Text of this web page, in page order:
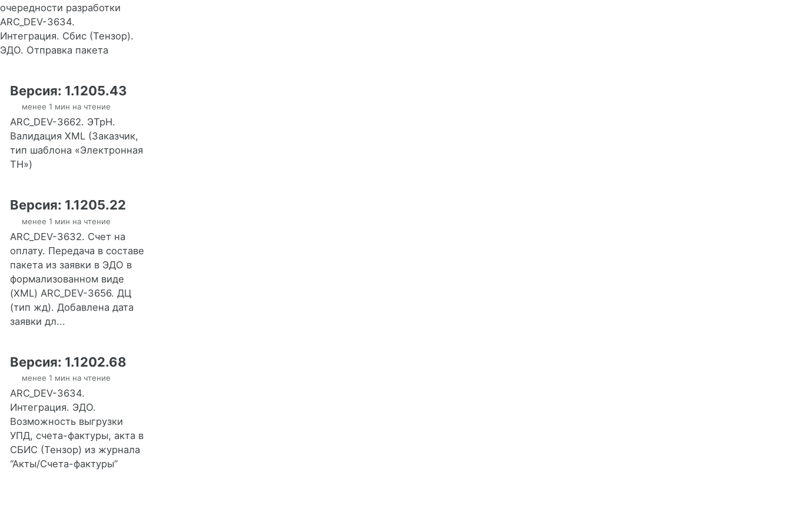
очередности разработки
ARC_DEV-3634.
Интеграция. Сбис (Тензор).
ЭДО. Отправка пакета
Версия: 1.1205.43
менее 1 мин на чтение
ARC_DEV-3662. ЭТрН.
Валидация XML (Заказчик,
тип шаблона «Электронная
ТН»)
Версия: 1.1205.22
менее 1 мин на чтение
ARC_DEV-3632. Счет на
оплату. Передача в составе
пакета из заявки в ЭДО в
формализованном виде
(XML) ARC_DEV-3656. ДЦ
(тип жд). Добавлена дата
заявки дл...
Версия: 1.1202.68
менее 1 мин на чтение
ARC_DEV-3634.
Интеграция. ЭДО.
Возможность выгрузки
УПД, счета-фактуры, акта в
СБИС (Тензор) из журнала
“Акты/Счета-фактуры”